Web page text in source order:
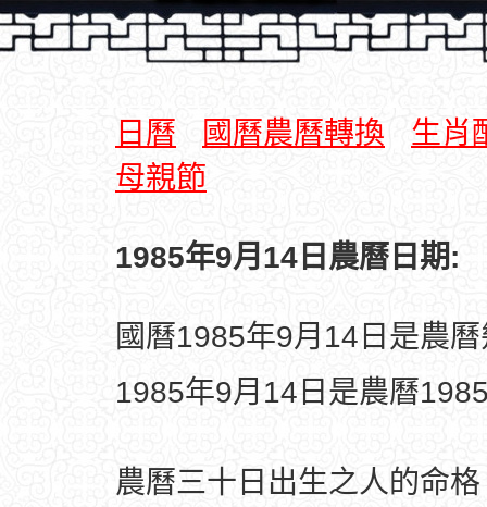
日曆 國曆農曆轉換
生肖
母親節
1985年9月14日農曆日期:
國曆1985年9月14日是農
1985年9月14日是農曆
農曆三十日出生之人的命